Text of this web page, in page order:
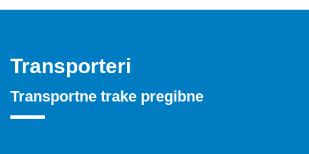
Transporteri
Transportne trake pregibne